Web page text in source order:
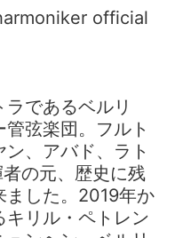
official
であるベルリ
弦楽団。フルト
、アバド、ラト
の元、歴史に残
ました。2019年か
キリル・ペトレン